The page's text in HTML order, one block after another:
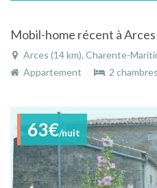
Arces (14 km), Charente-Maritime,
Appartement
2 chambres
63€/nuit